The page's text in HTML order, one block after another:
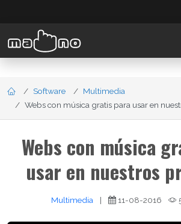
Software
Multimedia
Webs con música gratis para usar en
Webs con música
usar en nuestros
Multimedia | 11-08-2016